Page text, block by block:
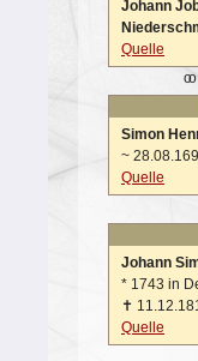
Johann
Quelle
oo
Simon
~
Quelle
Johann
* 1743 in
✝
Quelle